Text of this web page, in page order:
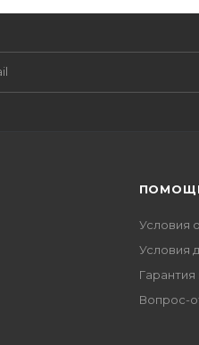
Условия
Условия
Гарантия
Вопрос-